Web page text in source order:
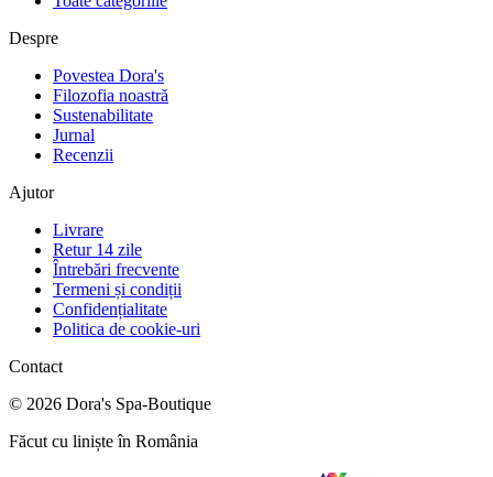
Despre
Povestea Dora's
Filozofia noastră
Sustenabilitate
Jurnal
Recenzii
Ajutor
Livrare
Retur 14 zile
Întrebări frecvente
Termeni și condiții
Confidențialitate
Politica de cookie-uri
Contact
© 2026 Dora's Spa-Boutique
Făcut cu liniște în România